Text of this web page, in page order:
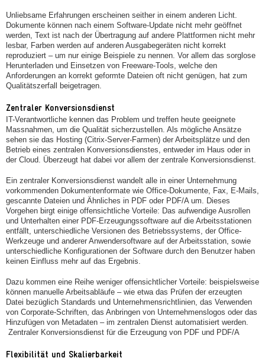
Unliebsame Erfahrungen erscheinen seither in einem anderen Licht.
Dokumente können nach einem Software-Update nicht mehr geöffnet
werden, Text ist nach der Übertragung auf andere Plattformen nicht mehr
lesbar, Farben werden auf anderen Ausgabegeräten nicht korrekt
reproduziert – um nur einige Beispiele zu nennen. Vor allem das sorglose
Herunterladen und Einsetzen von Freeware-Tools, welche den
Anforderungen an korrekt geformte Dateien oft nicht genügen, hat zum
Qualitätszerfall beigetragen.
Zentraler Konversionsdienst
IT-Verantwortliche kennen das Problem und treffen heute geeignete
Massnahmen, um die Qualität sicherzustellen. Als mögliche Ansätze
sehen sie das Hosting (Citrix-Server-Farmen) der Arbeitsplätze und den
Betrieb eines zentralen Konversionsdienstes, entweder im Haus oder in
der Cloud. Überzeugt hat dabei vor allem der zentrale Konversionsdienst.
Ein zentraler Konversionsdienst wandelt alle in einer Unternehmung
vorkommenden Dokumentenformate wie Office-Dokumente, Fax, E-Mails,
gescannte Dateien und Ähnliches in PDF oder PDF/A um. Dieses
Vorgehen birgt einige offensichtliche Vorteile: Das aufwendige Ausrollen
und Unterhalten einer PDF-Erzeugungssoftware auf die Arbeitsstationen
entfällt, unterschiedliche Versionen des Betriebssystems, der Office-
Werkzeuge und anderer Anwendersoftware auf der Arbeitsstation, sowie
unterschiedliche Konfigurationen der Software durch den Benutzer haben
keinen Einfluss mehr auf das Ergebnis.
Dazu kommen eine Reihe weniger offensichtlicher Vorteile: beispielsweise
können manuelle Arbeitsabläufe – wie etwa das Prüfen der erzeugten
Datei bezüglich Standards und Unternehmensrichtlinien, das Verwenden
von Corporate-Schriften, das Anbringen von Unternehmenslogos oder das
Hinzufügen von Metadaten – im zentralen Dienst automatisiert werden.
Zentraler Konversionsdienst für die Erzeugung von PDF und PDF/A
Flexibilität und Skalierbarkeit